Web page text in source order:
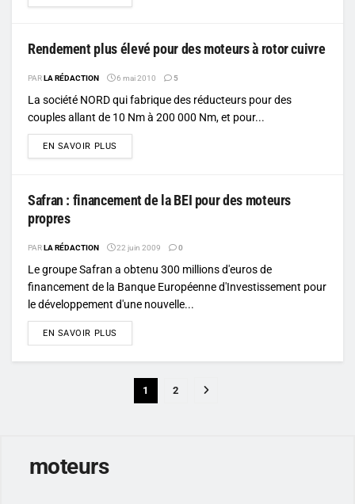
Rendement plus élevé pour des moteurs à rotor cuivre
PARLA RÉDACTION 6 mai 2010 5
La société NORD qui fabrique des réducteurs pour des
couples allant de 10 Nm à 200 000 Nm, et pour...
EN SAVOIR PLUS
Safran : financement de la BEI pour des moteurs
propres
PARLA RÉDACTION 22 juin 2009 0
Le groupe Safran a obtenu 300 millions d'euros de
financement de la Banque Européenne d'Investissement pour
le développement d'une nouvelle...
EN SAVOIR PLUS
1 2
moteurs